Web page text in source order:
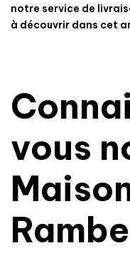
notre service de
à découvrir dans cet
vous